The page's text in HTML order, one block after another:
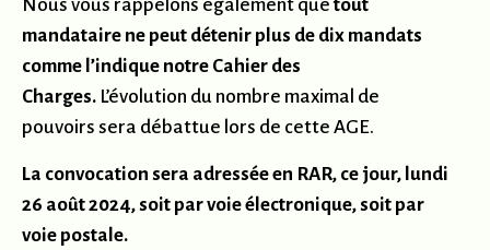
Nous vous rappelons également quetout
mandataire ne peut détenir plus de dix mandats
comme l’indique notre Cahier des
Charges. L’évolution du nombre maximal de
pouvoirs sera débattue lors de cette AGE.
La convocation sera adressée en RAR, ce jour, lundi
26 août 2024, soit par voie électronique, soit par
voie postale.